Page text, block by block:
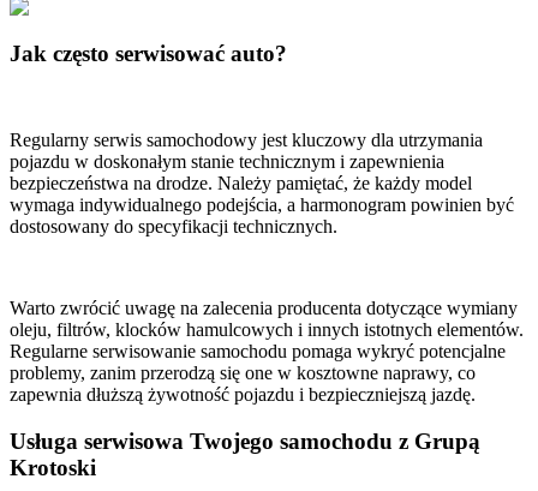
Jak często serwisować auto?
Regularny serwis samochodowy jest kluczowy dla utrzymania
pojazdu w doskonałym stanie technicznym i zapewnienia
bezpieczeństwa na drodze. Należy pamiętać, że każdy model
wymaga indywidualnego podejścia, a harmonogram powinien być
dostosowany do specyfikacji technicznych.
Warto zwrócić uwagę na zalecenia producenta dotyczące wymiany
oleju, filtrów, klocków hamulcowych i innych istotnych elementów.
Regularne serwisowanie samochodu pomaga wykryć potencjalne
problemy, zanim przerodzą się one w kosztowne naprawy, co
zapewnia dłuższą żywotność pojazdu i bezpieczniejszą jazdę.
Usługa serwisowa Twojego samochodu z Grupą
Krotoski